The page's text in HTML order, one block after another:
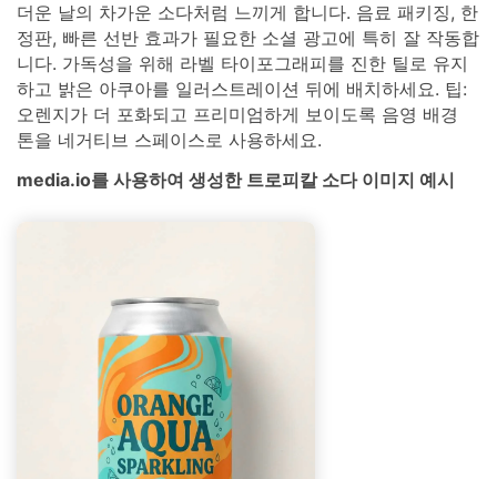
더운 날의 차가운 소다처럼 느끼게 합니다. 음료 패키징, 한
정판, 빠른 선반 효과가 필요한 소셜 광고에 특히 잘 작동합
니다. 가독성을 위해 라벨 타이포그래피를 진한 틸로 유지
하고 밝은 아쿠아를 일러스트레이션 뒤에 배치하세요. 팁:
오렌지가 더 포화되고 프리미엄하게 보이도록 음영 배경
톤을 네거티브 스페이스로 사용하세요.
media.io를 사용하여 생성한 트로피칼 소다 이미지 예시